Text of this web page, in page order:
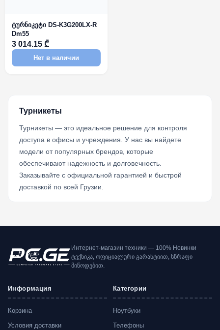
ტურნიკეტი DS-K3G200LX-R
Dm55
3 014.15 ₾
Нет в наличии
Турникеты
Турникеты — это идеальное решение для контроля
доступа в офисы и учреждения. У нас вы найдете
модели от популярных брендов, которые
обеспечивают надежность и долговечность.
Заказывайте с официальной гарантией и быстрой
доставкой по всей Грузии.
Интернет-магазин техники — 100% Новинки
ტექნიკა, ოფიციალური გარანტიით, სწრაფი
მიწოდებით.
Информация
Корзина
Условия доставки
Категории
Ноутбуки
Телефоны